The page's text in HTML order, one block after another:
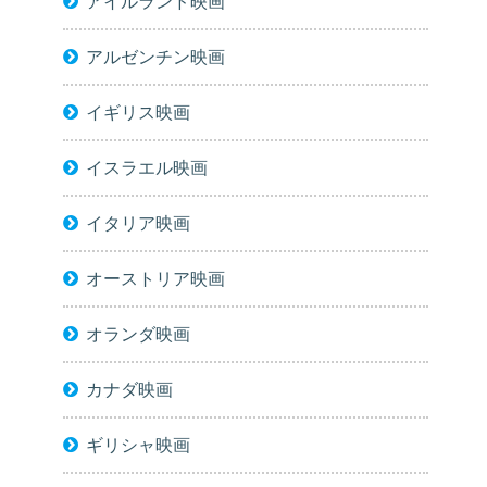
アルゼンチン映画
イギリス映画
イスラエル映画
イタリア映画
オーストリア映画
オランダ映画
カナダ映画
ギリシャ映画